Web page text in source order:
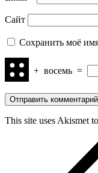
Сайт
Сохранить моё
+ восемь =
This site uses Akismet